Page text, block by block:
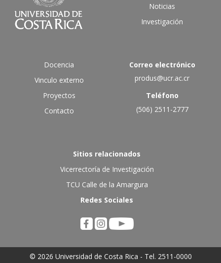
Noticias
Investigación
Docencia
Vinculo externo
Proyectos
Contacto
Correo electrónico
produs@ucr.ac.cr
Teléfono
(506) 2511-2777
Sitios relacionados
Vicerrectoría de Investigación
TCU Calle de la Amargura
Redes Sociales
© 2026 Universidad de Costa Rica - Tel. 2511-0000